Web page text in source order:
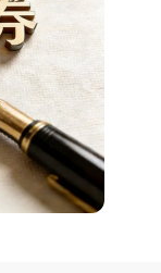
-0.15%